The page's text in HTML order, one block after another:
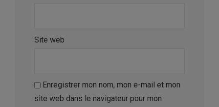
Site web
Enregistrer mon nom, mon e-mail et mon
site web dans le navigateur pour mon